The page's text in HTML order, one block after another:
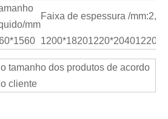
mm
Faixa de espessura /mm:2,5-
1200*18201220*2040
tamanho dos produtos de acordo
cliente